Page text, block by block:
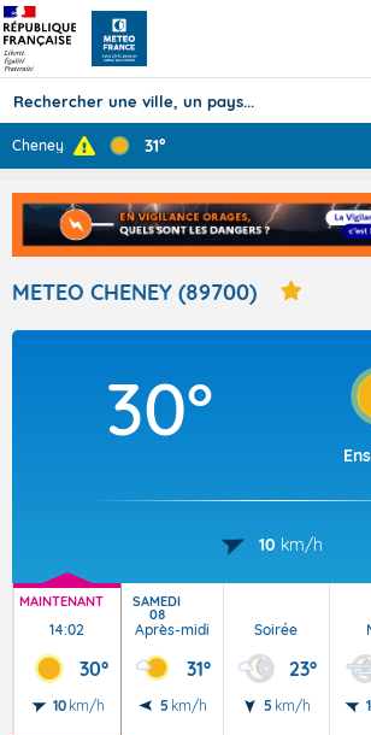
Prévisions
TOUS LES RÉSULTATS
Articles
Cheney 31°
METEO CHENEY (89700)
30°
10 km/h
MAINTENANT
14:02
30°
10 km/h
SAMEDI
08
Après-midi
31°
5 km/h
Soirée
23°
5 km/h